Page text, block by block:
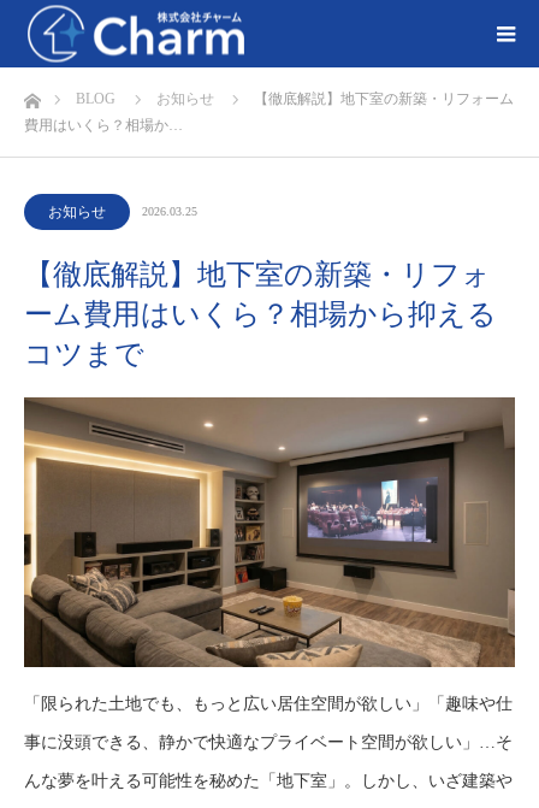
ホームBLOG お知らせ
【徹底解説】地下室の新築・リフォーム
費用はいくら？相場か…
お知らせ 2026.03.25
【徹底解説】地下室の新築・リフォ
ーム費用はいくら？相場から抑える
コツまで
「限られた土地でも、もっと広い居住空間が欲しい」「趣味や仕
事に没頭できる、静かで快適なプライベート空間が欲しい」…そ
んな夢を叶える可能性を秘めた「地下室」。しかし、いざ建築や